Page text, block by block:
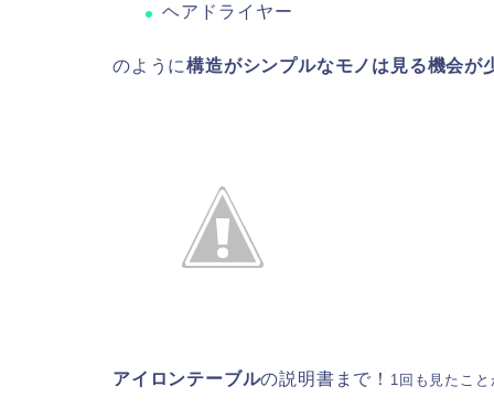
ヘアドライヤー
のように構造がシンプルなモノは見る機会が
アイロンテーブルの説明書まで！ 1回も見たこ